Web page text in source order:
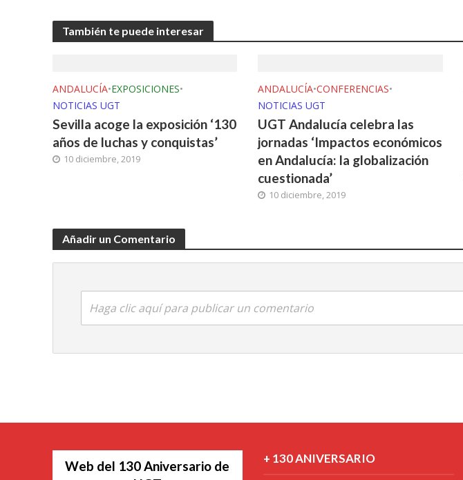
También te puede interesar
ANDALUCÍA•EXPOSICIONES•
NOTICIAS UGT
Sevilla acoge la exposición ‘130
años de luchas y conquistas’
10 diciembre, 2019
ANDALUCÍA•CONFERENCIAS•
NOTICIAS UGT
UGT Andalucía celebra las
jornadas ‘Impactos económicos
en Andalucía: la globalización
cuestionada’
10 diciembre, 2019
Añadir un Comentario
Haga clic aquí para publicar un comentario
Web del 130 Aniversario de
+ 130 ANIVERSARIO